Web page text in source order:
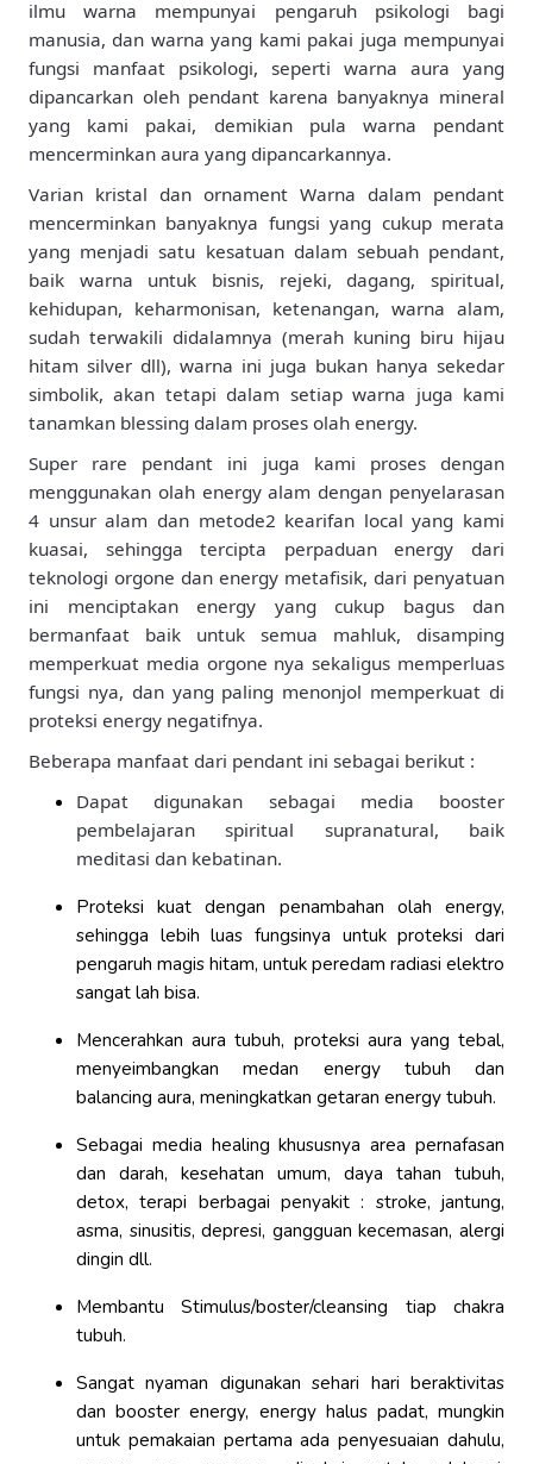
ilmu warna mempunyai pengaruh psikologi bagi
manusia, dan warna yang kami pakai juga mempunyai
fungsi manfaat psikologi, seperti warna aura yang
dipancarkan oleh pendant karena banyaknya mineral
yang kami pakai, demikian pula warna pendant
mencerminkan aura yang dipancarkannya.
Varian kristal dan ornament Warna dalam pendant
mencerminkan banyaknya fungsi yang cukup merata
yang menjadi satu kesatuan dalam sebuah pendant,
baik warna untuk bisnis, rejeki, dagang, spiritual,
kehidupan, keharmonisan, ketenangan, warna alam,
sudah terwakili didalamnya (merah kuning biru hijau
hitam silver dll), warna ini juga bukan hanya sekedar
simbolik, akan tetapi dalam setiap warna juga kami
tanamkan blessing dalam proses olah energy.
Super rare pendant ini juga kami proses dengan
menggunakan olah energy alam dengan penyelarasan
4 unsur alam dan metode2 kearifan local yang kami
kuasai, sehingga tercipta perpaduan energy dari
teknologi orgone dan energy metafisik, dari penyatuan
ini menciptakan energy yang cukup bagus dan
bermanfaat baik untuk semua mahluk, disamping
memperkuat media orgone nya sekaligus memperluas
fungsi nya, dan yang paling menonjol memperkuat di
proteksi energy negatifnya.
Beberapa manfaat dari pendant ini sebagai berikut :
Dapat digunakan sebagai media booster
pembelajaran spiritual supranatural, baik
meditasi dan kebatinan.
Proteksi kuat dengan penambahan olah energy,
sehingga lebih luas fungsinya untuk proteksi dari
pengaruh magis hitam, untuk peredam radiasi elektro
sangat lah bisa.
Mencerahkan aura tubuh, proteksi aura yang tebal,
menyeimbangkan medan energy tubuh dan
balancing aura, meningkatkan getaran energy tubuh.
Sebagai media healing khususnya area pernafasan
dan darah, kesehatan umum, daya tahan tubuh,
detox, terapi berbagai penyakit : stroke, jantung,
asma, sinusitis, depresi, gangguan kecemasan, alergi
dingin dll.
Membantu Stimulus/boster/cleansing tiap chakra
tubuh.
Sangat nyaman digunakan sehari hari beraktivitas
dan booster energy, energy halus padat, mungkin
untuk pemakaian pertama ada penyesuaian dahulu,